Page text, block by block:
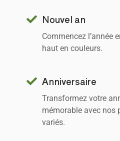
Nouvel an
Commencez l’année
haut en couleurs.
Anniversaire
Transformez votre
mémorable avec nos
variés.